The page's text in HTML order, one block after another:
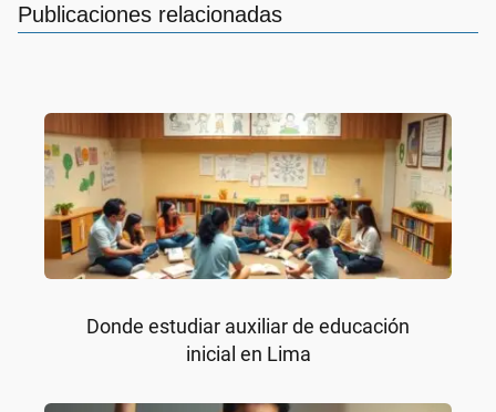
Publicaciones relacionadas
Donde estudiar auxiliar de educación
inicial en Lima